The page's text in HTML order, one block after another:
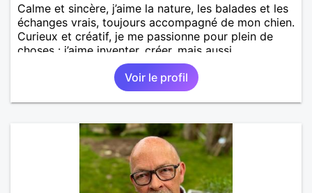
Calme et sincère, j’aime la nature, les balades et les
échanges vrais, toujours accompagné de mon chien.
Curieux et créatif, je me passionne pour plein de
choses : j’aime inventer, créer, mais aussi
m’enthousiasmer pour les projets et les passions
des autres. Je cherche quelqu’un avec qui construire
une relation sérieuse et authentique, basée sur la
complicité et le respect.
Voir le profil